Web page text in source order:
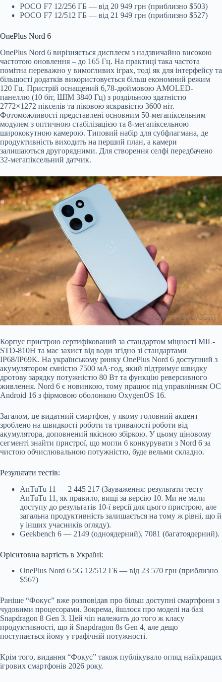
POCO F7 12/256 ГБ — від 20 949 грн (приблизно $503)
POCO F7 12/512 ГБ — від 21 949 грн (приблизно $527)
OnePlus Nord 6
OnePlus Nord 6 вирізняється дисплеєм з надзвичайно високою
частотою оновлення – до 165 Гц. На практиці така частота
помітна переважно у вимогливих іграх, тоді як для інтерфейсу та
більшості додатків використовується більш економний режим
120 Гц. Пристрій оснащений 6,78-дюймовою AMOLED-
панеллю (10 біт, ШІМ 3840 Гц) з роздільною здатністю
2772×1272 пікселів та піковою яскравістю 3600 ніт.
Фотоможливості представлені основним 50-мегапіксельним
модулем з оптичною стабілізацією та 8-мегапіксельною
ширококутною камерою. Типовий набір для субфлагмана, де
продуктивність виходить на перший план, а камери
залишаються другорядними. Для створення селфі передбачено
32-мегапіксельний датчик.
Корпус пристрою сертифікований за стандартом міцності MIL-
STD-810H та має захист від води згідно зі стандартами
IP68/IP69K. На українському ринку OnePlus Nord 6 доступний з
акумулятором ємністю 7500 мА·год, який підтримує швидку
дротову зарядку потужністю 80 Вт та функцію реверсивного
живлення. Nord 6 є новинкою, тому працює під управлінням ОС
Android 16 з фірмовою оболонкою OxygenOS 16.
Загалом, це видатний смартфон, у якому головний акцент
зроблено на швидкості роботи та тривалості роботи від
акумулятора, доповнений якісною збіркою. У цьому ціновому
сегменті знайти пристрої, що могли б конкурувати з Nord 6 за
чистою обчислювальною потужністю, буде вельми складно.
Результати тестів:
AnTuTu 11 — 2 445 217 (Зауваження: результати тесту
AnTuTu 11, як правило, вищі за версію 10. Ми не мали
доступу до результатів 10-ї версії для цього пристрою, але
загальна продуктивність залишається на тому ж рівні, що й
у інших учасників огляду).
Geekbench 6 — 2149 (одноядерний), 7081 (багатоядерний).
Орієнтовна вартість в Україні:
OnePlus Nord 6 5G 12/512 ГБ — від 23 570 грн (приблизно
$567)
Раніше “Фокус” вже розповідав про більш доступні смартфони з
чудовими процесорами. Зокрема, йшлося про моделі на базі
Snapdragon 8 Gen 3. Цей чіп належить до того ж класу
продуктивності, що й Snapdragon 8s Gen 4, але дещо
поступається йому у графічній потужності.
Крім того, видання “Фокус” також публікувало огляд найкращих
ігрових смартфонів 2026 року.